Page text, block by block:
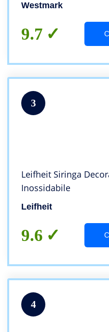
Westmark
9.7
3
Leifheit Siringa
Inossidabile
Leifheit
9.6
4